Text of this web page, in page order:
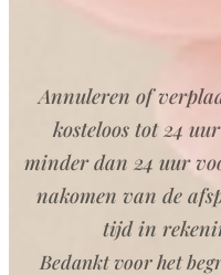
Annuleren of
kosteloos tot 24
minder dan 24 uur
nakomen van de
tijd in
Bedankt voor het